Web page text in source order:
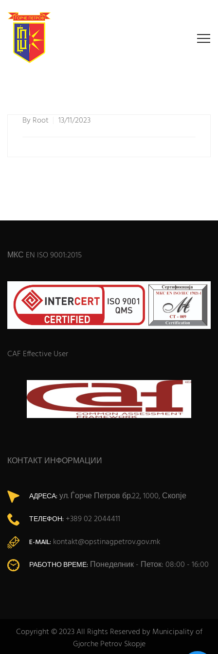
ByRoot 13/11/2023
МКС EN ISO 9001:2015
CAF Effective User
КОНТАКТ ИНФОРМАЦИИ
АДРЕСА: ул. Ѓорче Петров бр.22, 1000, Скопје
ТЕЛЕФОН: +389 02 2044411
E-MAIL: kontakt@opstinagpetrov.gov.mk
РАБОТНО ВРЕМЕ: Понеделник - Петок: 08:00 - 16:00
Copyright © 2023 All Rights Reserved by Municipality of
Gjorche Petrov Skopje